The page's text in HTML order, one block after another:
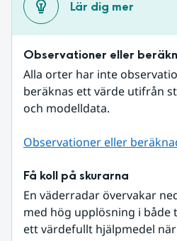
Lär dig mer
Observationer eller
Alla orter har inte
beräknas ett värde utifrån
och modelldata.
Observationer eller
Få koll på skurarna
En väderradar övervakar
med hög upplösning i både
ett värdefullt hjälpmedel